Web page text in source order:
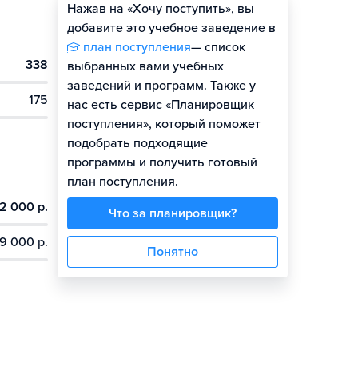
338
175
000 р.
000 р.
Нажав на «Хочу поступить», вы
добавите это учебное заведение в
план поступления— список
выбранных вами учебных
заведений и программ. Также у
нас есть сервис «Планировщик
поступления», который поможет
подобрать подходящие
программы и получить готовый
план поступления.
Что за планировщик?
Понятно
Оценить шансы